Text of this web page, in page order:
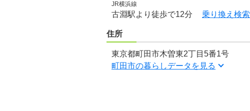
JR横浜線
古淵駅より徒歩で12分 乗り換え検索
住所
東京都町田市木曽東2丁目5番1号
町田市の暮らしデータを見る